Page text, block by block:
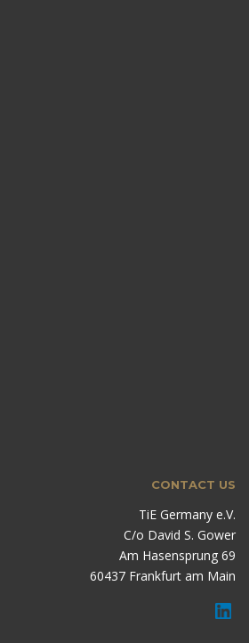
CONTACT US
TiE Germany e.V.
C/o David S. Gower
Am Hasensprung 69
60437 Frankfurt am Main